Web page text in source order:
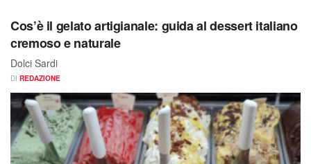
Cos’è il gelato artigianale: guida al dessert italiano
cremoso e naturale
Dolci Sardi
DI REDAZIONE